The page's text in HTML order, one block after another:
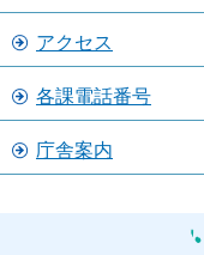
アクセス
各課電話番号
庁舎案内